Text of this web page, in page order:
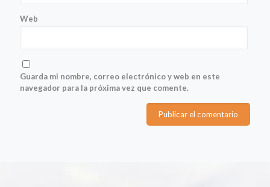
Web
Guarda mi nombre, correo electrónico y web en este
navegador para la próxima vez que comente.